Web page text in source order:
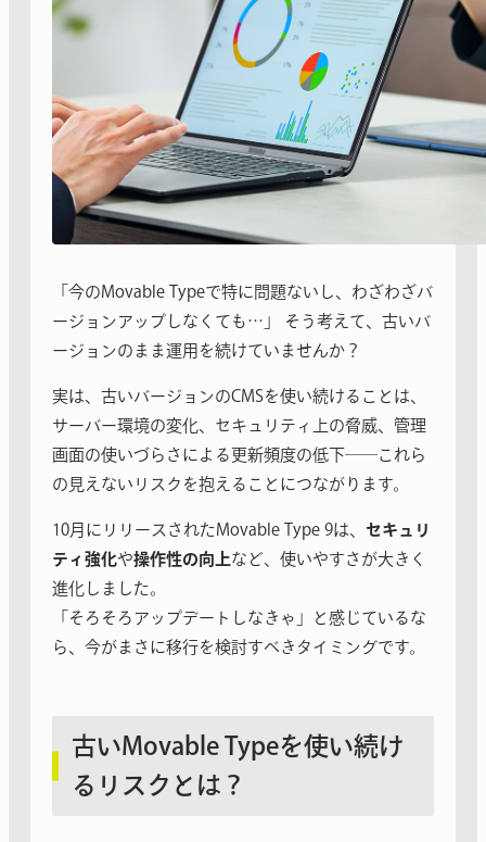
「今のMovable Typeで特に問題ないし、わざわざバ
ージョンアップしなくても…」 そう考えて、古いバ
ージョンのまま運用を続けていませんか？
実は、古いバージョンのCMSを使い続けることは、
サーバー環境の変化、セキュリティ上の脅威、管理
画面の使いづらさによる更新頻度の低下──これら
の見えないリスクを抱えることにつながります。
10月にリリースされたMovable Type 9は、 セキュリ
ティ強化や操作性の向上など、使いやすさが大きく
進化しました。
「そろそろアップデートしなきゃ」と感じているな
ら、今がまさに移行を検討すべきタイミングです。
古いMovable Typeを使い続け
るリスクとは？